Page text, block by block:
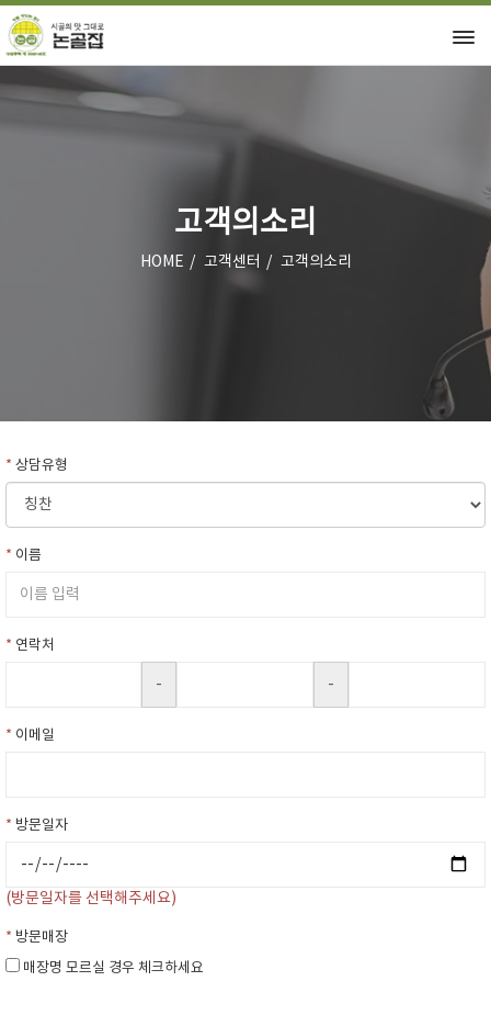
고객의소리
HOME 고객센터 고객의소리
* 상담유형
* 이름
* 연락처
- -
* 이메일
* 방문일자
(방문일자를 선택해주세요)
* 방문매장
매장명 모르실 경우 체크하세요